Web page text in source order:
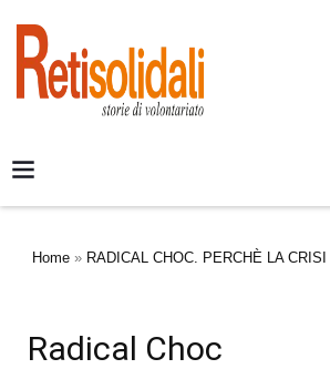
Home » RADICAL CHOC. PERCHÈ LA
Radical Choc